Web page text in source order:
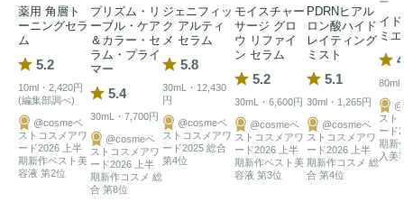
薬用 角層ト
ーニングセラ
ム
5.2
10ml・2,420円
(編集部調べ)
@cosmeベ
ストコスメアワ
ード2026 上半
期新作ベスト美
容液 第2位
プリズム・リ
ーブル・ケア
＆カラー・セ
ラム・プライ
マー
5.4
30mL・7,700円
@cosmeベ
ストコスメアワ
ード2026 上半
期新作コスメ 総
合 第8位
ジェニフィッ
ク アルティ
メ セラム
5.8
30mL・12,430
円
@cosmeベ
ストコスメアワ
ード2025 総合
第4位
モイスチャー
サージ グロ
ウ リファイ
ン セラム
5.2
30mL・6,600円
@cosmeベ
ストコスメアワ
ード2026 上半
期新作ベスト美
容液 第3位
PDRNヒアル
ロン酸ハイド
レイティング
ミスト
5.1
30ml・1,265円
@cosmeベ
ストコスメアワ
ード2026 上半
期新作コスメ 総
合 第4位
イ
ミ
80ml
スト
ード
期新
入美